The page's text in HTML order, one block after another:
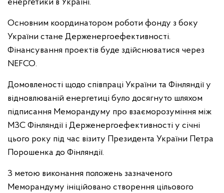
енергетики в Україні.
Основним координатором роботи фонду з боку
України стане Держенергоефективності.
Фінансування проектів буде здійснюватися через
NEFCO.
Домовленості щодо співпраці України та Фінляндії у
відновлюваній енергетиці було досягнуто шляхом
підписання Меморандуму про взаєморозуміння між
МЗС Фінляндії і Держенергоефективності у січні
цього року під час візиту Президента України Петра
Порошенка до Фінляндії.
З метою виконання положень зазначеного
Меморандуму ініційовано створення цільового